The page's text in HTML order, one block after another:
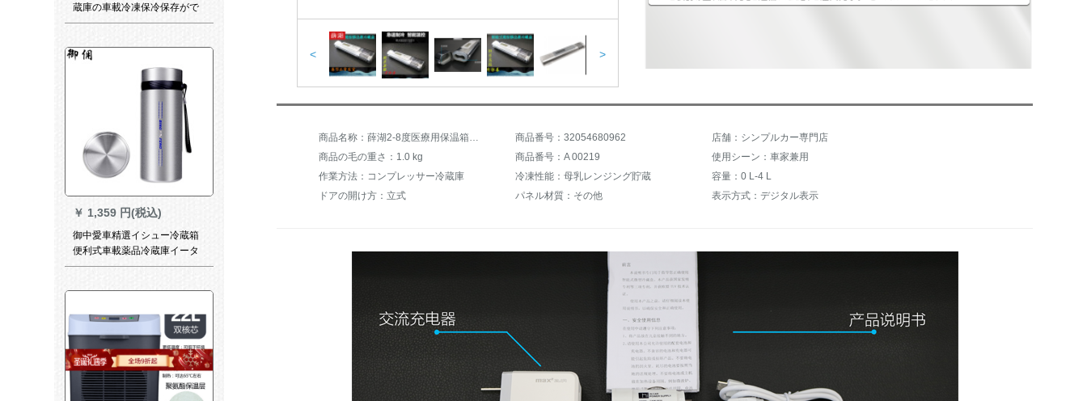
蔵庫の車載冷凍保冷保存がで
きます。ラバール式学生寮の
20度家庭用cx 30 Lコープ冷凍
車大型トラク通用です。
￥ 1,359 円(税込)
御中愛車精選イシュー冷蔵箱
便利式車載薬品冷蔵庫イータ
ーフーン恒温保温カープ東岩
< >
商品名称：薛湖2-8度医療用保温箱冷凍庫恒温イン冷蔵箱便利保冷カップミニ車載薬品冷蔵庫インターフェロンノ和が来た時、インシュンペン銀色 商品番号：32054680962
店舗：シンプルカー専門店
商品の毛の重さ：1.0 kg
商品番号：A 00219
使用シーン：車家兼用
作業方法：コンプレッサー冷蔵庫
冷凍性能：母乳レンジング貯蔵
容量：0 L-4 L
ドアの開け方：立式
パネル材質：その他 表示方式：デジタル表示